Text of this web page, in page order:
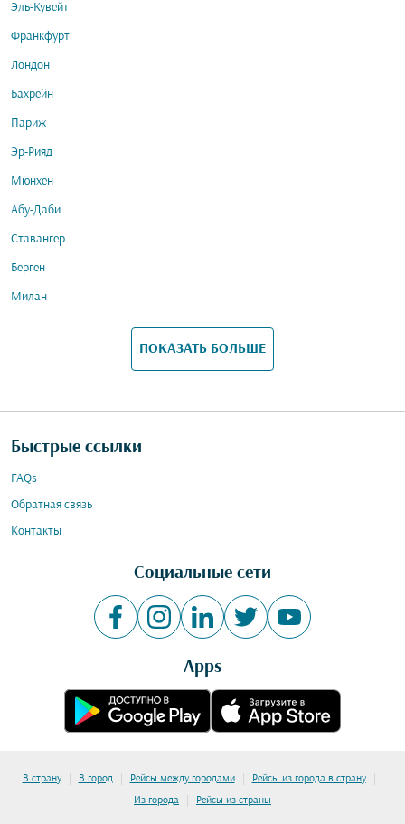
Эль-Кувейт
Франкфурт
Лондон
Бахрейн
Париж
Эр-Рияд
Мюнхен
Абу-Даби
Ставангер
Берген
Милан
ПОКАЗАТЬ БОЛЬШЕ
Быстрые ссылки
FAQs
Обратная связь
Контакты
Социальные сети
Apps
В страну | В город | Рейсы между городами | Рейсы из города в страну |
Из города | Рейсы из страны